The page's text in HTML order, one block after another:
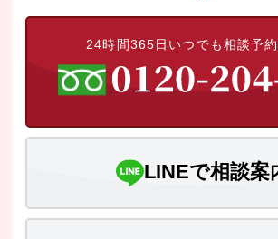
24時間365日いつでも相談予
LINEで相談案